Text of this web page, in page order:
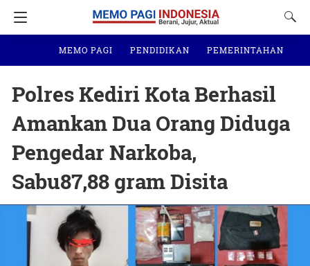
MEMO PAGI PENDIDIKAN PEMERINTAHAN
Polres Kediri Kota Berhasil
Amankan Dua Orang Diduga
Pengedar Narkoba,
Sabu87,88 gram Disita